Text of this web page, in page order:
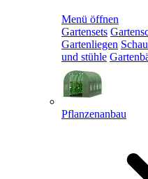
Menü öffnen
Gartensets
Gartenliegen
und stühle
Pflanzenanbau